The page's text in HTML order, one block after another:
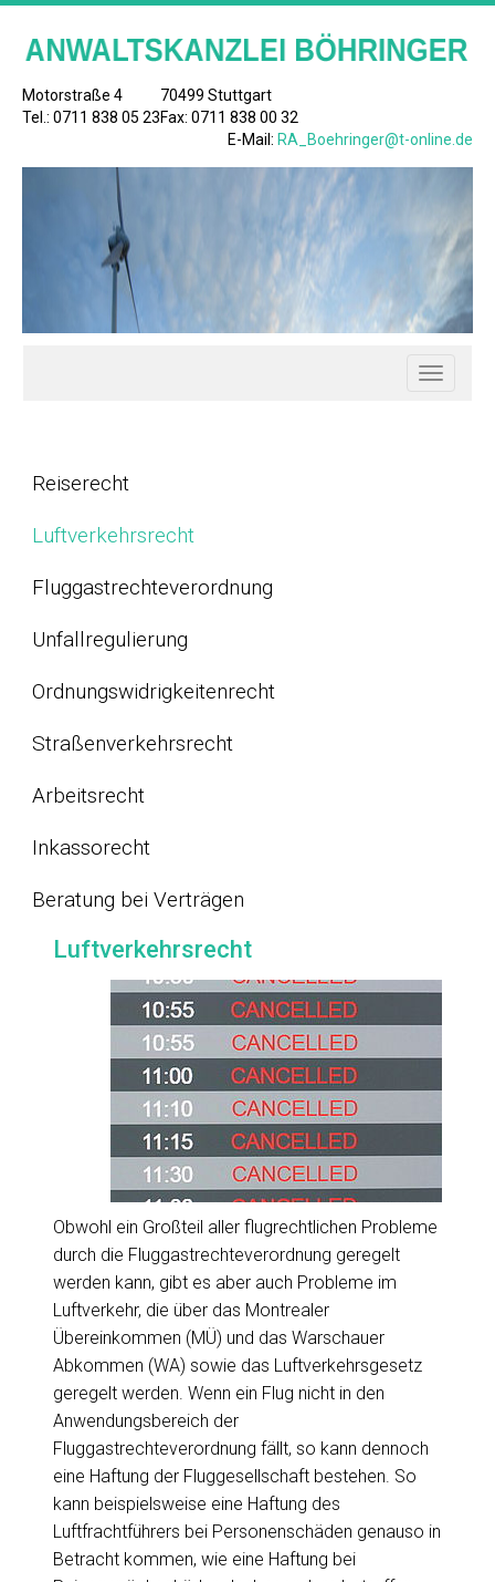
Motorstraße 4
Tel.: 0711 838 05 23
70499 Stuttgart
Fax: 0711 838 00 32
E-Mail: RA_Boehringer@t-online.de
Toggle
Reiserecht
Luftverkehrsrecht
Fluggastrechteverordnung
Unfallregulierung
Ordnungswidrigkeitenrecht
Straßenverkehrsrecht
Arbeitsrecht
Inkassorecht
Beratung bei Verträgen
Luftverkehrsrecht
Obwohl ein Großteil aller flugrechtlichen Probleme
durch die Fluggastrechteverordnung geregelt
werden kann, gibt es aber auch Probleme im
Luftverkehr, die über das Montrealer
Übereinkommen (MÜ) und das Warschauer
Abkommen (WA) sowie das Luftverkehrsgesetz
geregelt werden. Wenn ein Flug nicht in den
Anwendungsbereich der
Fluggastrechteverordnung fällt, so kann dennoch
eine Haftung der Fluggesellschaft bestehen. So
kann beispielsweise eine Haftung des
Luftfrachtführers bei Personenschäden genauso in
Betracht kommen, wie eine Haftung bei